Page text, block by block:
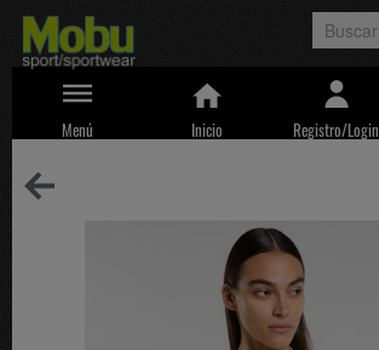
Menú Inicio Registro/Login